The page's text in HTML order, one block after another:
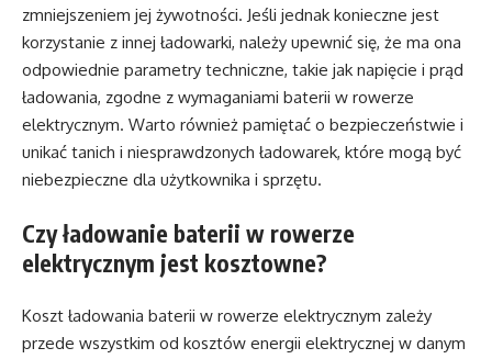
zmniejszeniem jej żywotności. Jeśli jednak konieczne jest
korzystanie z innej ładowarki, należy upewnić się, że ma ona
odpowiednie parametry techniczne, takie jak napięcie i prąd
ładowania, zgodne z wymaganiami baterii w rowerze
elektrycznym. Warto również pamiętać o bezpieczeństwie i
unikać tanich i niesprawdzonych ładowarek, które mogą być
niebezpieczne dla użytkownika i sprzętu.
Czy ładowanie baterii w rowerze
elektrycznym jest kosztowne?
Koszt ładowania baterii w rowerze elektrycznym zależy
przede wszystkim od kosztów energii elektrycznej w danym